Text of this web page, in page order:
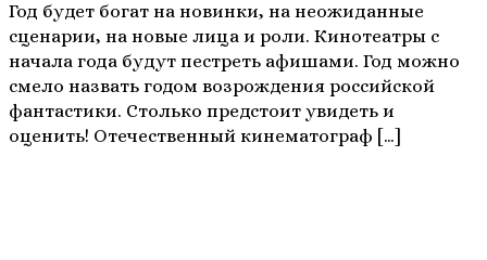
Год будет богат на новинки, на неожиданные
сценарии, на новые лица и роли. Кинотеатры с
начала года будут пестреть афишами. Год можно
смело назвать годом возрождения российской
фантастики. Столько предстоит увидеть и
оценить! Отечественный кинематограф […]